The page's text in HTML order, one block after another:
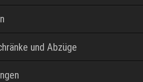
und Abzüge